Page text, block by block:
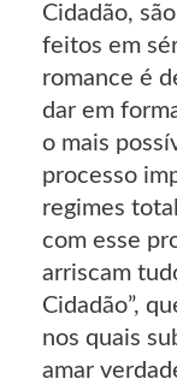
Cidadão,
feitos em
romance é
dar em
o mais
processo
regimes
com esse
arriscam
Cidadão”,
nos quais
amar